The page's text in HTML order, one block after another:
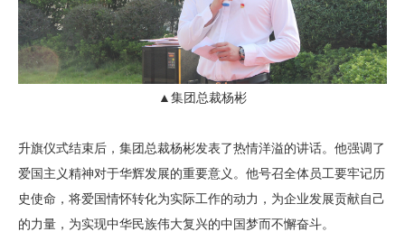
▲集团总裁杨彬
升旗仪式结束后，集团总裁杨彬发表了热情洋溢的讲话。他强调了
爱国主义精神对于华辉发展的重要意义。他号召全体员工要牢记历
史使命，将爱国情怀转化为实际工作的动力，为企业发展贡献自己
的力量，为实现中华民族伟大复兴的中国梦而不懈奋斗。